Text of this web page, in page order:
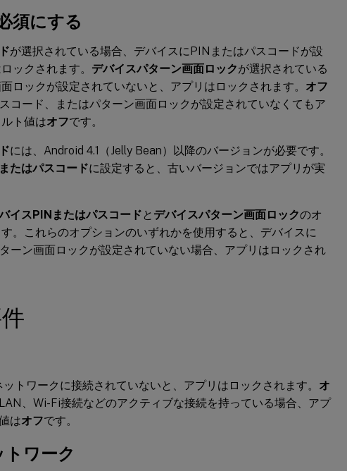
須にする
が選択されている場合、デバイスにPINまたはパスコードが設
ックされます。 デバイスパターン画面ロックが選択されている
ロックが設定されていないと、アプリはロックされます。 オフ
コード、またはパターン画面ロックが設定されていなくてもア
ト値はオフです。
には、Android 4.1（Jelly Bean）以降のバージョンが必要です。
たはパスコードに設定すると、古いバージョンではアプリが実
イスPINまたはパスコード と デバイスパターン画面ロックのオ
。これらのオプションのいずれかを使用すると、デバイスに
ーン画面ロックが設定されていない場合、アプリはロックされ
トワークに接続されていないと、アプリはロックされます。 オ
、Wi-Fi接続などのアクティブな接続を持っている場合、アプ
はオフです。
ワーク